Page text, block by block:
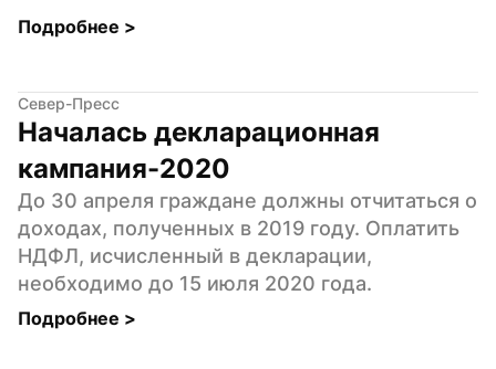
Подробнее >
Север-Пресс
Началась декларационная
кампания-2020
До 30 апреля граждане должны отчитаться о
доходах, полученных в 2019 году. Оплатить
НДФЛ, исчисленный в декларации,
необходимо до 15 июля 2020 года.
Подробнее >